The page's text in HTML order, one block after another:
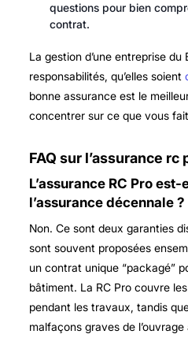
questions pour bien
contrat.
La gestion d’une entreprise du
responsabilités, qu’elles soient
bonne assurance est le
concentrer sur ce que vous
FAQ sur l’assurance rc
L’assurance RC Pro
l’assurance décennale ?
Non. Ce sont deux garanties
sont souvent proposées
un contrat unique “packagé”
bâtiment. La RC Pro couvre
pendant les travaux, tandis
malfaçons graves de